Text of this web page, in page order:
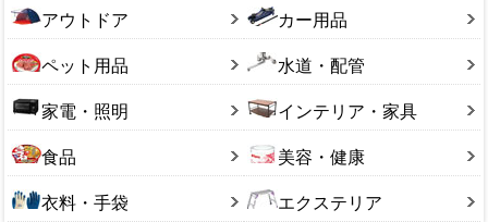
アウトドア カー用品
ペット用品 水道・配管
家電・照明 インテリア・家具
食品 美容・健康
衣料・手袋 エクステリア